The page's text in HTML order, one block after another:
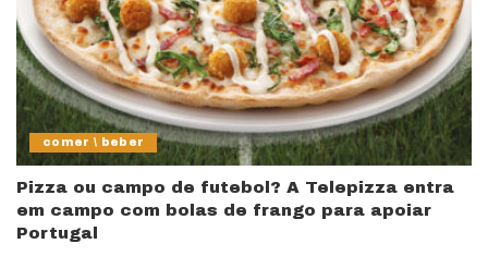
comer \ beber
Pizza ou campo de futebol? A Telepizza entra
em campo com bolas de frango para apoiar
Portugal